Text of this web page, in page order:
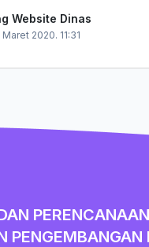
Website Dinas
Maret 2020. 11:31
PENGEMBANGAN